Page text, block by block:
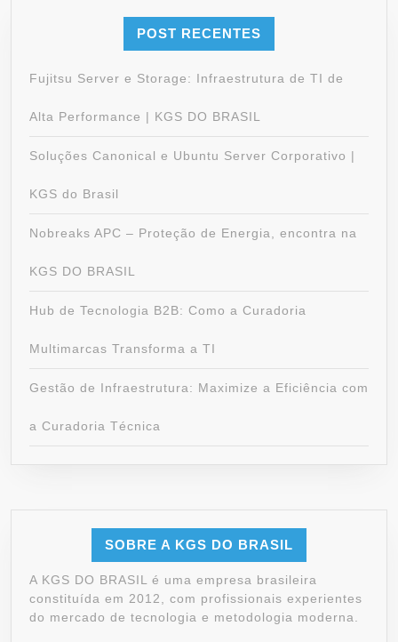
POST RECENTES
Fujitsu Server e Storage: Infraestrutura de TI de
Alta Performance | KGS DO BRASIL
Soluções Canonical e Ubuntu Server Corporativo |
KGS do Brasil
Nobreaks APC – Proteção de Energia, encontra na
KGS DO BRASIL
Hub de Tecnologia B2B: Como a Curadoria
Multimarcas Transforma a TI
Gestão de Infraestrutura: Maximize a Eficiência com
a Curadoria Técnica
SOBRE A KGS DO BRASIL
A KGS DO BRASIL é uma empresa brasileira
constituída em 2012, com profissionais experientes
do mercado de tecnologia e metodologia moderna.